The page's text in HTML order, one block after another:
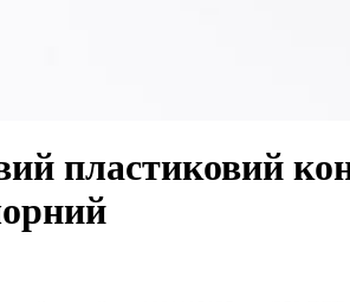
пластиковий